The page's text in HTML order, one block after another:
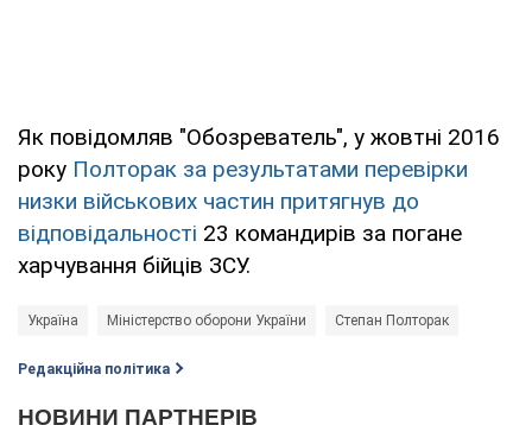
Як повідомляв "Обозреватель", у жовтні 2016
року Полторак за результатами перевірки
низки військових частин притягнув до
відповідальності 23 командирів за погане
харчування бійців ЗСУ.
Україна Міністерство оборони України Степан Полторак
Редакційна політика